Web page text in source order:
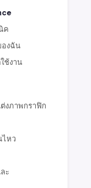
ค
องฉัน
ช้งาน
งภาพกราฟิก
ไหว
ะ